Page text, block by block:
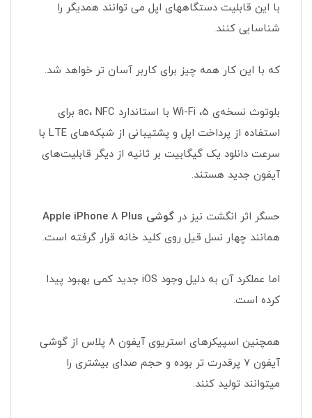
با این قابلیت دستگاههای اپل می توانند همدیگر را
شناسایی کنند.
که با این کار همه چیز برای کاربر آسان تر خواهد شد.
بلوتوث نسخه‌ی 5، Wi-Fi با استاندارد ac، NFC برای
استفاده از پرداخت اپل و پشتیبانی از شبکه‌های LTE با
سرعت دانلود یک گیگابیت بر ثانیه از دیگر قابلیت‌های
آیفون جدید هستند.
حسگر اثر انگشت نیز در گوشی Apple iPhone 8 Plus
همانند چهار نسل قیل روی کلید خانه قرار گرفته است.
اما عملکرد آن به دلیل وجود iOS جدید کمی بهبود پیدا
کرده است.
همچنین اسپیکرهای استریوی آیفون 8 پلاس از گوشی
آیفون 7 پرقدرت تر بوده و حجم صدای بیشتری را
میتوانند تولید کنند.